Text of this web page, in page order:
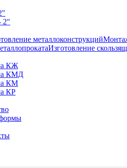
2"
металлоконструкций
Изготовление
КЖ
КМД
КМ
КР